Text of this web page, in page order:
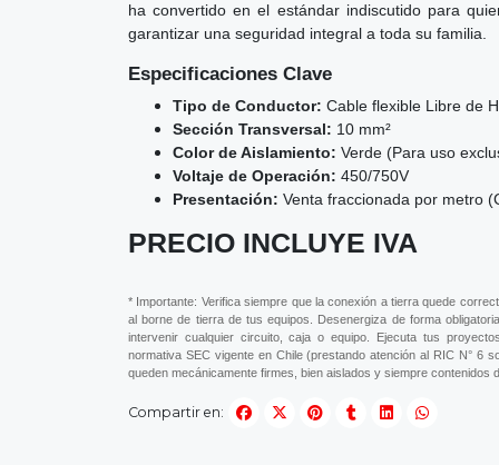
ha convertido en el estándar indiscutido para
garantizar una seguridad integral a toda su familia.
Especificaciones Clave
Tipo de Conductor: Cable flexible Libre de
Sección Transversal: 10 mm²
Color de Aislamiento: Verde (Para uso
Voltaje de Operación: 450/750V
Presentación: Venta fraccionada por metro
PRECIO INCLUYE IVA
* Importante: Verifica siempre que la conexión a tierra quede
al borne de tierra de tus equipos. Desenergiza de forma
intervenir cualquier circuito, caja o equipo. Ejecuta tus
normativa SEC vigente en Chile (prestando atención al RIC N° 6
queden mecánicamente firmes, bien aislados y siempre contenidos
Compartir en: